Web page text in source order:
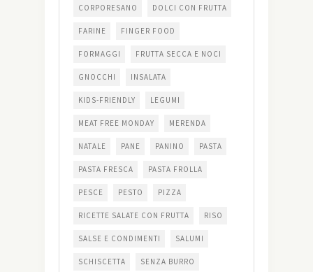
CORPORESANO DOLCI CON FRUTTA
FARINE FINGER FOOD
FORMAGGI FRUTTA SECCA E NOCI
GNOCCHI INSALATA
KIDS-FRIENDLY LEGUMI
MEAT FREE MONDAY MERENDA
NATALE PANE PANINO PASTA
PASTA FRESCA PASTA FROLLA
PESCE PESTO PIZZA
RICETTE SALATE CON FRUTTA RISO
SALSE E CONDIMENTI SALUMI
SCHISCETTA SENZA BURRO